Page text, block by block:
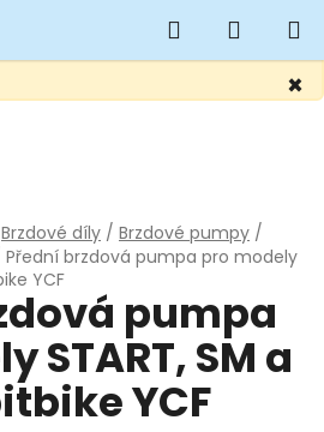
×
Hledat
KOŠÍK
Brzdové díly / Brzdové pumpy /
Přední brzdová pumpa pro modely
YCF
pumpa
START, SM a
YCF